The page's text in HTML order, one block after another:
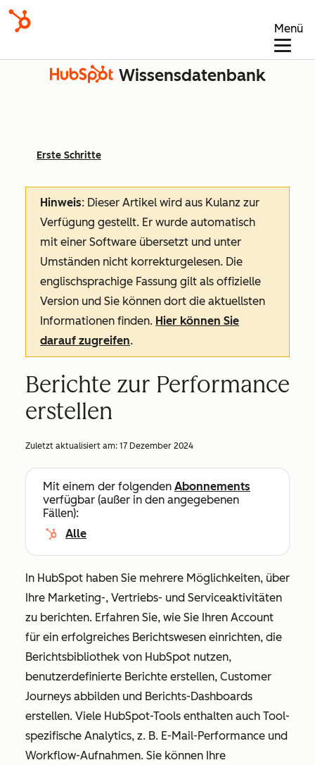
Menü
Wissensdatenbank
Erste Schritte
Hinweis: Dieser Artikel wird aus Kulanz zur
Verfügung gestellt. Er wurde automatisch
mit einer Software übersetzt und unter
Umständen nicht korrekturgelesen. Die
englischsprachige Fassung gilt als offizielle
Version und Sie können dort die aktuellsten
Informationen finden. Hier können Sie
darauf zugreifen.
Berichte zur Performance
erstellen
Zuletzt aktualisiert am: 17 Dezember 2024
Mit einem der folgenden Abonnements
verfügbar (außer in den angegebenen
Fällen):
Alle
In HubSpot haben Sie mehrere Möglichkeiten, über
Ihre Marketing-, Vertriebs- und Serviceaktivitäten
zu berichten. Erfahren Sie, wie Sie Ihren Account
für ein erfolgreiches Berichtswesen einrichten, die
Berichtsbibliothek von HubSpot nutzen,
benutzerdefinierte Berichte erstellen, Customer
Journeys abbilden und Berichts-Dashboards
erstellen. Viele HubSpot-Tools enthalten auch Tool-
spezifische Analytics, z. B. E-Mail-Performance und
Workflow-Aufnahmen. Sie können Ihre